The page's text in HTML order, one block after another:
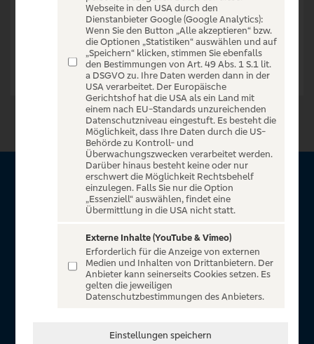
Über VR Entertain
für alle Kunden der Volksbanken Raiffeisenbanken. Auf
unserem einzigartigen Portal finden Sie Tickets für
atemberaubende Konzerte, Musicals und Shows, die
Fußball-Bundesliga sowie die Champions League und die
In Zusammenarbeit mit
Webseite in den USA durch den
Dienstanbieter Google (Google Analytics):
Wenn Sie den Button „Alle akzeptieren“ bzw.
die Optionen „Statistiken“ auswählen und auf
„Speichern“ klicken, stimmen Sie ebenfalls
den Bestimmungen von Art. 49 Abs. 1 S.1 lit.
a DSGVO zu. Ihre Daten werden dann in der
USA verarbeitet. Der Europäische
Gerichtshof hat die USA als ein Land mit
einem nach EU-Standards unzureichenden
Datenschutzniveau eingestuft. Es besteht die
Möglichkeit, dass Ihre Daten durch die US-
Behörde zu Kontroll- und
Überwachungszwecken verarbeitet werden.
Darüber hinaus besteht keine oder nur
erschwert die Möglichkeit Rechtsbehelf
einzulegen. Falls Sie nur die Option
„Essenziell“ auswählen, findet eine
Übermittlung in die USA nicht statt.
Externe Inhalte (YouTube & Vimeo)
Erforderlich für die Anzeige von externen
Medien und Inhalten von Drittanbietern. Der
Anbieter kann seinerseits Cookies setzen. Es
gelten die jeweiligen
Datenschutzbestimmungen des Anbieters.
Einstellungen speichern